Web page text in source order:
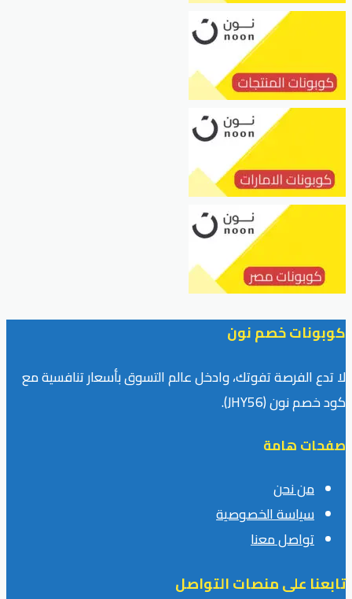
كوبونات خصم نون
لا تدع الفرصة تفوتك، وادخل عالم التسوق بأسعار تنافسية مع
كود خصم نون (JHY56).
صفحات هامة
من نحن
سياسة الخصوصية
تواصل معنا
تابعنا على منصات التواصل